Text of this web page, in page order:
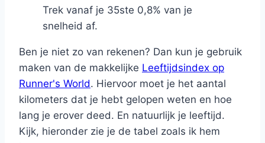
Trek vanaf je 35ste 0,8% van je
snelheid af.
Ben je niet zo van rekenen? Dan kun je gebruik
maken van de makkelijke Leeftijdsindex op
Runner's World. Hiervoor moet je het aantal
kilometers dat je hebt gelopen weten en hoe
lang je erover deed. En natuurlijk je leeftijd.
Kijk, hieronder zie je de tabel zoals ik hem